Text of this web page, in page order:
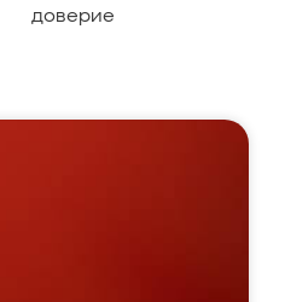
доверие